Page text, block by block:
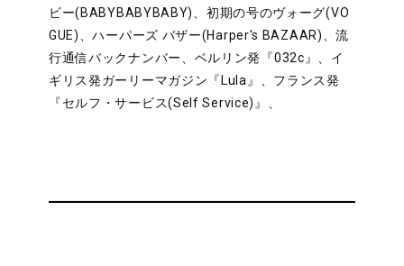
ビー(BABYBABYBABY)、初期の号のヴォーグ(VO
GUE)、ハーパーズ バザー(Harper's BAZAAR)、流
行通信バックナンバー、ベルリン発『032c』、イ
ギリス発ガーリーマガジン『Lula』、フランス発
『セルフ・サービス(Self Service)』、